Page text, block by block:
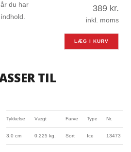
du har
389 kr.
inkl. moms
LÆG I KURV
TIL
Tykkelse Vægt Farve Type Nr.
3,0 cm 0.225 kg. Sort Ice 13473